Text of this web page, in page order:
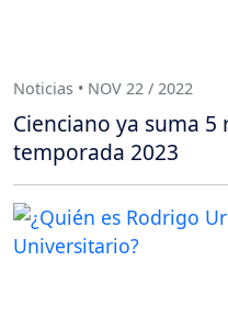
Noticias • NOV 22 / 2022
Cienciano ya suma
temporada 2023